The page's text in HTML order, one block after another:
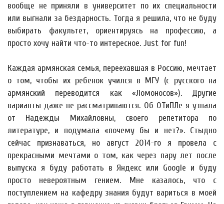
вообще не приняли в университет по их специальности
или выгнали за бездарность. Тогда я решила, что не буду
выбирать факультет, ориентируясь на профессию, а
просто хочу найти что-то интересное. Just for fun!
Каждая армянская семья, переехавшая в Россию, мечтает
о том, чтобы их ребенок учился в МГУ (с русского на
армянский переводится как «Ломоносов»). Другие
варианты даже не рассматриваются. Об ОТиПЛе я узнала
от Надежды Михайловны, своего репетитора по
литературе, и подумала «почему бы и нет?». Стыдно
сейчас признаваться, но август 2014-го я провела с
прекрасными мечтами о том, как через пару лет после
выпуска я буду работать в Яндекс или Google и буду
просто невероятным гением. Мне казалось, что с
поступлением на кафедру знания будут вариться в моей